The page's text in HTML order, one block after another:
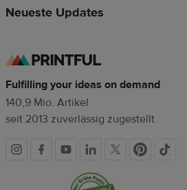
Neueste Updates
Fulfilling your ideas on demand
140,9 Mio. Artikel
seit 2013 zuverlässig zugestellt.
Soziale
Vertrauenssiegel